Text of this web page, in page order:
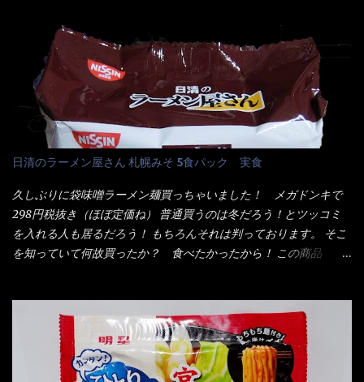
油脂、植物性たん白、食塩、とろろ芋、卵白)、かやく(小えびてん
ぷら)、添付調味料(砂糖、食塩、しょうゆ、魚介エキス、たん白加
水分解物、ねぎ、香辛料、 植物油 、香味油脂)／加工でん粉、調味
料(アミノ酸等)、炭酸カルシウム、カラメル色素、リン酸塩
(Na)、増粘多糖類、レシチン、酸化防止剤(ビタミンE)、クチナシ
色素、香料、ベニコウジ色素、ビタミンB2、ビタミンB1、香辛料
抽出物、(一部にえび・小麦・そば・卵・ さば ・大豆・豚肉・やま
いも・ゼラチンを含む) 材料から見れば、緑のたぬきの方が蒲鉾が
入っている！ あの半円形のヤツね！ それとカロチン色素・・・
さば！？ さばって鯖か？？ サバ読んでないか？？ ■カロリー
比較 緑のたぬき ...
いつきました。 見た目は、炎のシルエットが辛さを醸し出してい
る・・・ でもパッケージに惑わされてはいけない！！ 私はペ
ヤングの【獄激辛焼きそば】を完食した漢だ。 その後の獄激辛カ
レーもな！ 今回、カップヌードル激辛味噌はカップに敢えて辛
さレベルが記載されている。 それはレベル5！ 日清としては最上
位の辛さと云っている訳だ。 昨年モデルも食べてはいるけど、1年
も経つと記憶の彼方に・・・いや歳だから記憶力が、どうのこう
のではない。 記憶に残るだけのインパクトに欠けている商品と
云う事（当時） 開封すると・・・ 小袋なんてありゃしない！ カ
ップヌードルは基本蓋開けて、熱湯を注ぐだけで出来る！それが
デビュー時からの最大のポイント。 だから粉末スープの具も全
部カップの中でカオス状態。 これ特に縦型Bigカップだと、スー
りました～ 熱湯によりカップ内に対流が起こり、表層が泡立っ
ている～ 隣に用意したのが、ホワイトカップ丼型です。 こちら
へ内容物を全て移すのと同時に、スープも満遍なく全体に行き渡
させる。 箸で麺から移動させ、具とスープは最後に移すとこうな
日清のラーメン屋さん 札幌みそ 5食パック 実食
久しぶりに袋味噌ラーメン麺買っちゃいました！ メガドンキで
298円税抜き（ほぼ定価ね） 普通買うのは冬だろう！とツッコミ
を入れる人も居るだろう！ もちろんそれは判っております。 そこ
を知っていて何故買ったか？ 食べたかったから！ この商品
てみないといけないじゃん！（知るのが遅い） リニューアル前の
は食べた事あるのよ！でもここ数年は、カップ麺の方が話題性も
品揃えも上じゃん！ だって話題性の無いのを食べても・・・しょ
うが無いじゃん！ 日本で話題性が無いのに、外国の人には尚更ね